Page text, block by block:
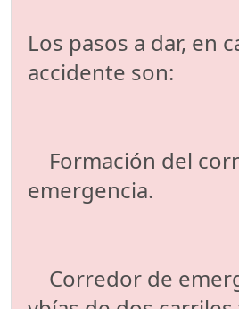
Los pasos a dar, en
accidente son:
Formación del
emergencia.
Corredor de